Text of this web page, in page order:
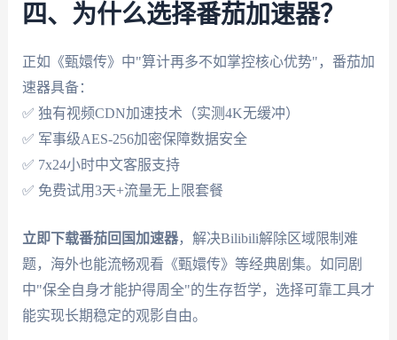
四、为什么选择番茄加速器？
正如《甄嬛传》中"算计再多不如掌控核心优势"，番茄加
速器具备：
✅ 独有视频CDN加速技术（实测4K无缓冲）
✅ 军事级AES-256加密保障数据安全
✅ 7x24小时中文客服支持
✅ 免费试用3天+流量无上限套餐
立即下载番茄回国加速器，解决Bilibili解除区域限制难
题，海外也能流畅观看《甄嬛传》等经典剧集。如同剧
中"保全自身才能护得周全"的生存哲学，选择可靠工具才
能实现长期稳定的观影自由。